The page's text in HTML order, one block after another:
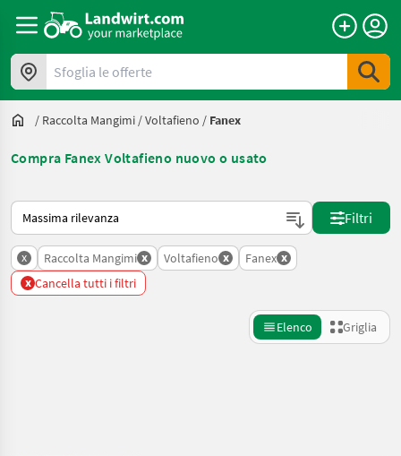
Sfoglia le offerte
/ Raccolta Mangimi /Voltafieno / Fanex
Compra Fanex Voltafieno nuovo o usato
Ecco come viene ordinato su Landwirt.com
Filtri
x Raccolta Mangimi x Voltafieno x Fanex x
x Cancella tutti i filtri
Elenco Griglia